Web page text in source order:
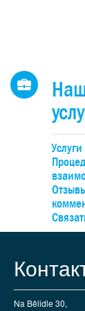
Na Bělidle 30,